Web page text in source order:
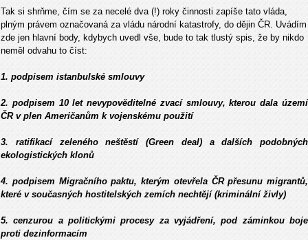
Tak si shrňme, čím se za necelé dva (!) roky činnosti zapíše tato vláda,
plným právem označovaná za vládu národní katastrofy, do dějin ČR. Uvádím
zde jen hlavní body, kdybych uvedl vše, bude to tak tlustý spis, že by nikdo
neměl odvahu to číst:
1. podpisem istanbulské smlouvy
2. podpisem 10 let nevypověditelné zvací smlouvy, kterou dala území
ČR v plen Američanům k vojenskému použití
3. ratifikací zeleného neštěstí (Green deal) a dalších podobných
ekologistických klonů
4. podpisem Migračního paktu, kterým otevřela ČR přesunu migrantů,
které v současných hostitelských zemích nechtějí (kriminální živly)
5. cenzurou a politickými procesy za vyjádření, pod záminkou boje
proti dezinformacím